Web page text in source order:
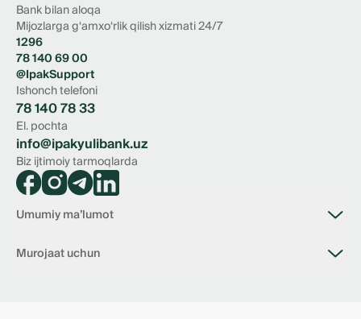
Bank bilan aloqa
Mijozlarga g‘amxo‘rlik qilish xizmati 24/7
1296
78 140 69 00
@IpakSupport
Ishonch telefoni
78 140 78 33
El. pochta
info@ipakyulibank.uz
Biz ijtimoiy tarmoqlarda
Umumiy ma’lumot
Bo‘sh ish o‘rinlari
Murojaat uchun